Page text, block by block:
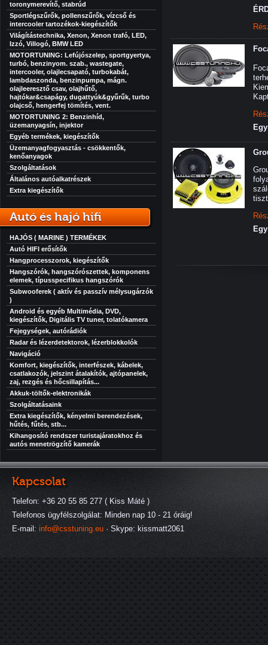
toronymerevítő, stabrúd
Sportlégszűrők, pollenszűrők, vízcső és
intercooler tartozékok-kiegészítők
Világítástechnika, Xenon, Xenon trafó, LED,
Izzó, Villogó, BMW LED
MOTORTUNING: Lefújószelep, sportgyertya,
turbó, benzinyom. szab., wastegate,
intercooler, olajlecsapató, turbokabát,
lambdaszonda, benzinpumpa, mágn.
olajleeresztő csav, olajhűtő,
hajtókar&csapágy, dugattyúk&gyűrűk, turbo
olajcső, hengerfej tömítés, vent.
MOTORTUNING 2: Benzinhíd,
üzemanyagsín, injektor
Egyéb termékek, kiegészítők
Üzemanyagfogyasztás - csökkentők,
kenőanyagok
Szolgáltatások
Általános autóalkatrészek
Extra kiegészítők
Autó és hajó hifi
HAJÓS ( MARINE ) TERMÉKEK
Autó HIFI erősítők
Hangprocesszorok, kiegészítők
Hangszórók, hangszórószettek, komponens
elemek, típusspecifikus hangszórók
Subwooferek ( aktív és passzív mélysugárzók
)
Android és egyéb Multimédia, DVD,
kiegészítők, Digitális TV tuner, tolatókamera
Fejegységek, autórádiók
Radar és lézerdetektorok, lézerblokkolók
Navigáció
Komfort, kiegészítők, interfészek, kábelek,
csatlakozók, jelszint átalakítók, ajtópanelek,
zaj, rezgés és hőcsillapítás...
Akkuk-töltők-elektronikák
Szolgáltatásaink
Extra kiegészítők, kényelmi berendezések,
hűtés, fűtés, stb...
Kihangosító rendszer turistajáratokhoz és
autós menetrögzítő kamerák
Kapcsolat
Telefon: +36 20 55 85 277 ( Kiss Máté )
Telefonos ügyfélszolgálat: Minden nap 10 - 21 óráig!
E-mail: info@csstuning.eu · Skype: kissmatt2061